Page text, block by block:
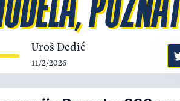
Uroš Dedić
11/2/2026